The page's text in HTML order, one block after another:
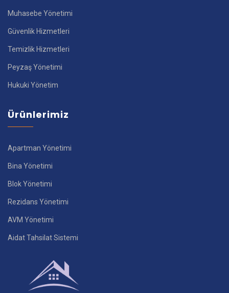
Muhasebe Yönetimi
Güvenlik Hizmetleri
Temizlik Hizmetleri
Peyzaş Yönetimi
Hukuki Yönetim
Ürünlerimiz
Apartman Yönetimi
Bina Yönetimi
Blok Yönetimi
Rezidans Yönetimi
AVM Yönetimi
Aidat Tahsilat Sistemi